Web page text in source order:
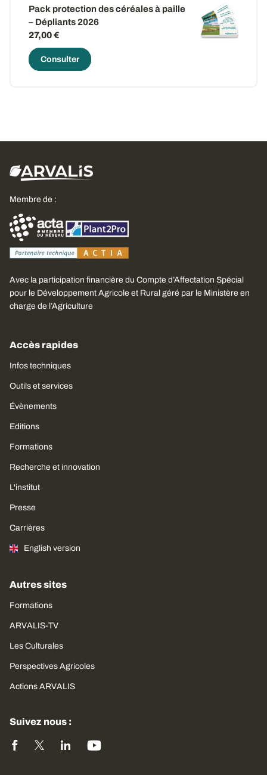
Pack protection des céréales à paille
– Dépliants 2026
27,00 €
Consulter
Membre de :
Avec la participation financière du Compte d’Affectation Spécial
pour le Développement Agricole et Rural géré par le Ministère en
charge de l’Agriculture
Accès rapides
Infos techniques
Outils et services
Évènements
Editions
Formations
Recherche et innovation
L'institut
Presse
Carrières
English version
Autres sites
Formations
ARVALIS-TV
Les Culturales
Perspectives Agricoles
Actions ARVALIS
Suivez nous :